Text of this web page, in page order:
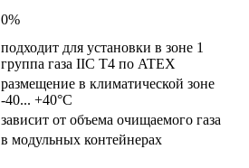
0%
подходит для установки в зоне 1
группа газа IIC T4 по ATEX
размещение в климатической зоне
-40... +40°C
зависит от объема очищаемого газа
в модульных контейнерах